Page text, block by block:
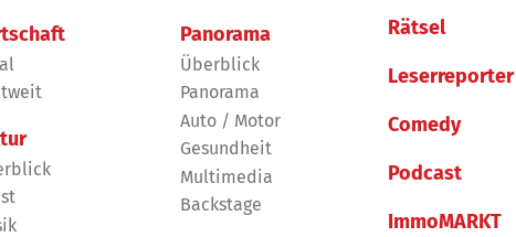
Panorama
Überblick
Panorama
Auto / Motor
Gesundheit
Multimedia
Backstage
Rätsel
Leserreporter
Comedy
Podcast
ImmoMARKT